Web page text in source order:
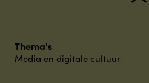
Thema's
Media en digitale cultuur